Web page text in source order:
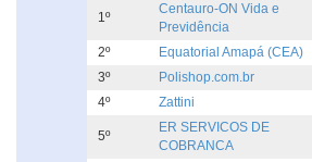
1º
Centauro-ON Vida e
Previdência
2º Equatorial Amapá (CEA)
3º
Polishop.com.br
4º
Zattini
5º
ER SERVICOS DE
COBRANCA